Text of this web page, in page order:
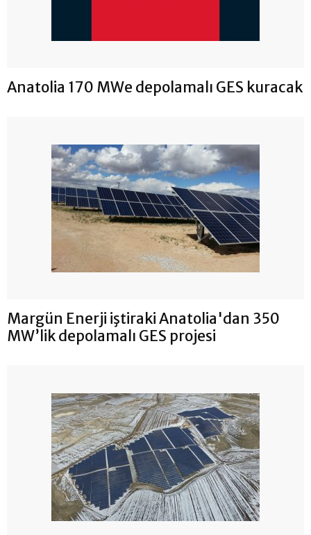
Anatolia 170 MWe depolamalı GES kuracak
Margün Enerji iştiraki Anatolia'dan 350
MW’lik depolamalı GES projesi